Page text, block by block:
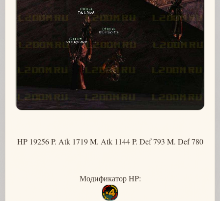
HP 19256 P. Atk 1719 M. Atk 1144 P. Def 793 M. Def 780
Модификатор HP: